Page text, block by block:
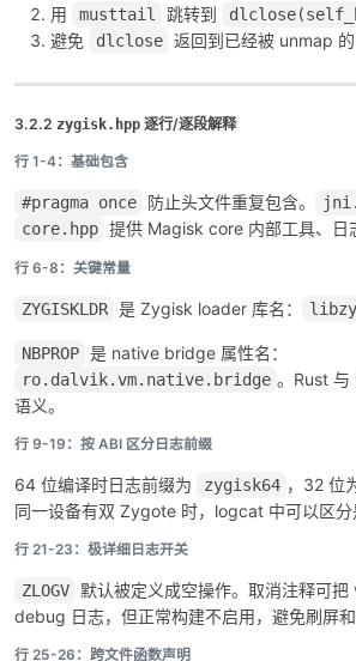
用
musttail 跳转到
避免
dlclose 返回到已经被 unmap 的
3.2.2 zygisk.hpp 逐行/逐段解释
行 1-4：基础包含
#pragma once 防止头文件重复包含。
core.hpp 提供 Magisk core 内部工具、日
行 6-8：关键常量
ZYGISKLDR 是 Zygisk loader 库名：
NBPROP 是 native bridge 属性名：
ro.dalvik.vm.native.bridge 。Rust 与
语义。
行 9-19：按 ABI 区分日志前缀
64 位编译时日志前缀为 zygisk64 ，32 位
同一设备有双 Zygote 时，logcat 中可以区分
行 21-23：极详细日志开关
ZLOGV
默认被定义成空操作。取消注释可
debug 日志，但正常构建不启用，避免刷屏和
行 25-26：跨文件函数声明